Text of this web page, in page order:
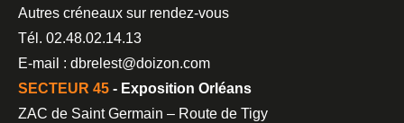
Autres créneaux sur rendez-vous
Tél. 02.48.02.14.13
E-mail : dbrelest@doizon.com
SECTEUR 45 - Exposition Orléans
ZAC de Saint Germain – Route de Tigy